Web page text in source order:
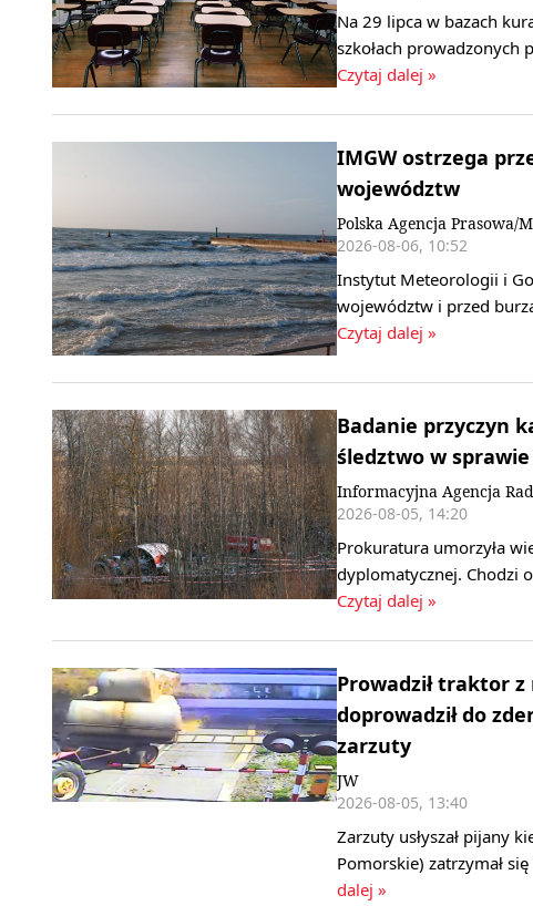
Na 29 lipca w bazach
szkołach
Czytaj dalej »
IMGW ostrzega
województw
Polska Agencja Prasowa/
2026-08-06, 10:52
Instytut Meteorologii i
województw i przed
Czytaj dalej »
Badanie przyczyn
śledztwo w
Informacyjna Agencja
2026-08-05, 14:20
Prokuratura umorzyła
dyplomatycznej. Chodzi
Czytaj dalej »
Prowadził traktor
doprowadził do
zarzuty
JW
2026-08-05, 13:40
Zarzuty usłyszał pijany
Pomorskie) zatrzymał
dalej »